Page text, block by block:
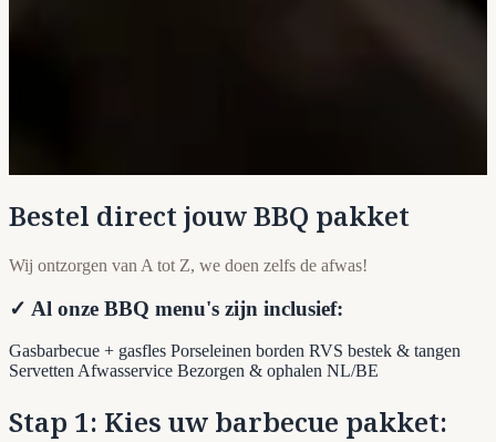
Bestel direct jouw BBQ pakket
Wij ontzorgen van A tot Z, we doen zelfs de afwas!
✓ Al onze BBQ menu's zijn inclusief:
Gasbarbecue + gasfles Porseleinen borden RVS bestek & tangen
ServettenAfwasservice Bezorgen & ophalen NL/BE
Stap 1: Kies uw barbecue pakket: